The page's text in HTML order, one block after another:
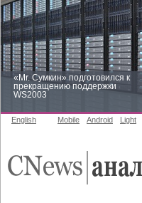
«Mr. Сумкин» подготовился к
прекращению поддержки
WS2003
English Mobile Android Light